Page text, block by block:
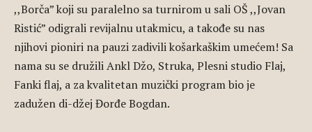
,,Borča” koji su paralelno sa turnirom u sali OŠ ,,Jovan
Ristić” odigrali revijalnu utakmicu, a takođe su nas
njihovi pioniri na pauzi zadivili košarkaškim umećem! Sa
nama su se družili Ankl Džo, Struka, Plesni studio Flaj,
Fanki flaj, a za kvalitetan muzički program bio je
zadužen di-džej Đorđe Bogdan.